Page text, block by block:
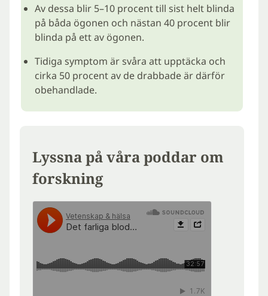
Av dessa blir 5–10 procent till sist helt blinda
på båda ögonen och nästan 40 procent blir
blinda på ett av ögonen.
Tidiga symptom är svåra att upptäcka och
cirka 50 procent av de drabbade är därför
obehandlade.
Lyssna på våra poddar om
forskning